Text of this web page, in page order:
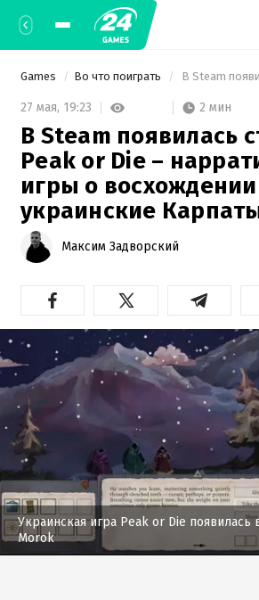
Games Во что поиграть
27 мая, 19:23 2 мин
В Steam появилась
Peak or Die –
игры о
украинские
Максим Задворский
Украинская игра Peak or Die появилась
Morok